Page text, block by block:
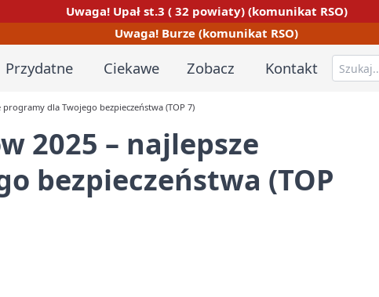
Uwaga! Upał st.3 ( 32 powiaty) (komunikat RSO)
Uwaga! Burze (komunikat RSO)
Przydatne Ciekawe Zobacz Kontakt
dla Twojego bezpieczeństwa (TOP 7)
2025 – najlepsze
bezpieczeństwa (TOP